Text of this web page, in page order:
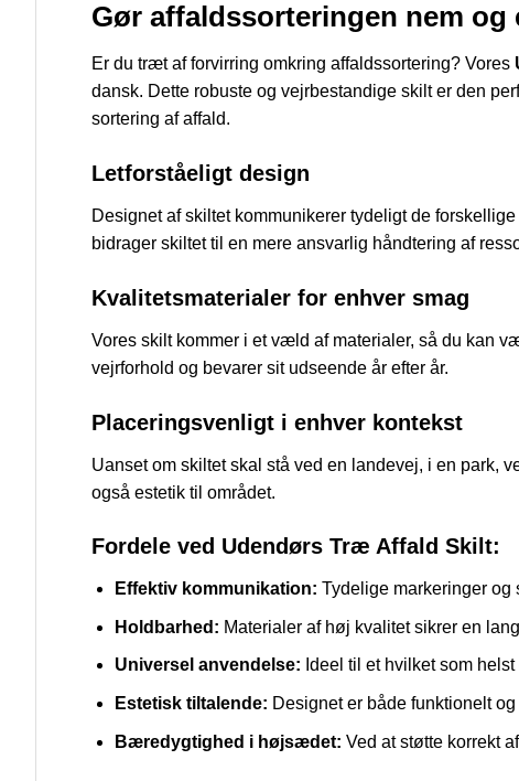
Gør affaldssorteringen nem
Er du træt af forvirring omkring affaldssortering? Vores
dansk. Dette robuste og vejrbestandige skilt er den
sortering af affald.
Letforståeligt design
Designet af skiltet kommunikerer tydeligt de
bidrager skiltet til en mere ansvarlig håndtering af
Kvalitetsmaterialer for enhver smag
Vores skilt kommer i et væld af materialer, så du kan
vejrforhold og bevarer sit udseende år efter år.
Placeringsvenligt i enhver kontekst
Uanset om skiltet skal stå ved en landevej, i en park,
også estetik til området.
Fordele ved Udendørs Træ Affald Skilt:
Effektiv kommunikation: Tydelige markeringer og
Holdbarhed: Materialer af høj kvalitet sikrer en
Universel anvendelse: Ideel til et hvilket som
Estetisk tiltalende: Designet er både funktionelt
Bæredygtighed i højsædet: Ved at støtte korrekt